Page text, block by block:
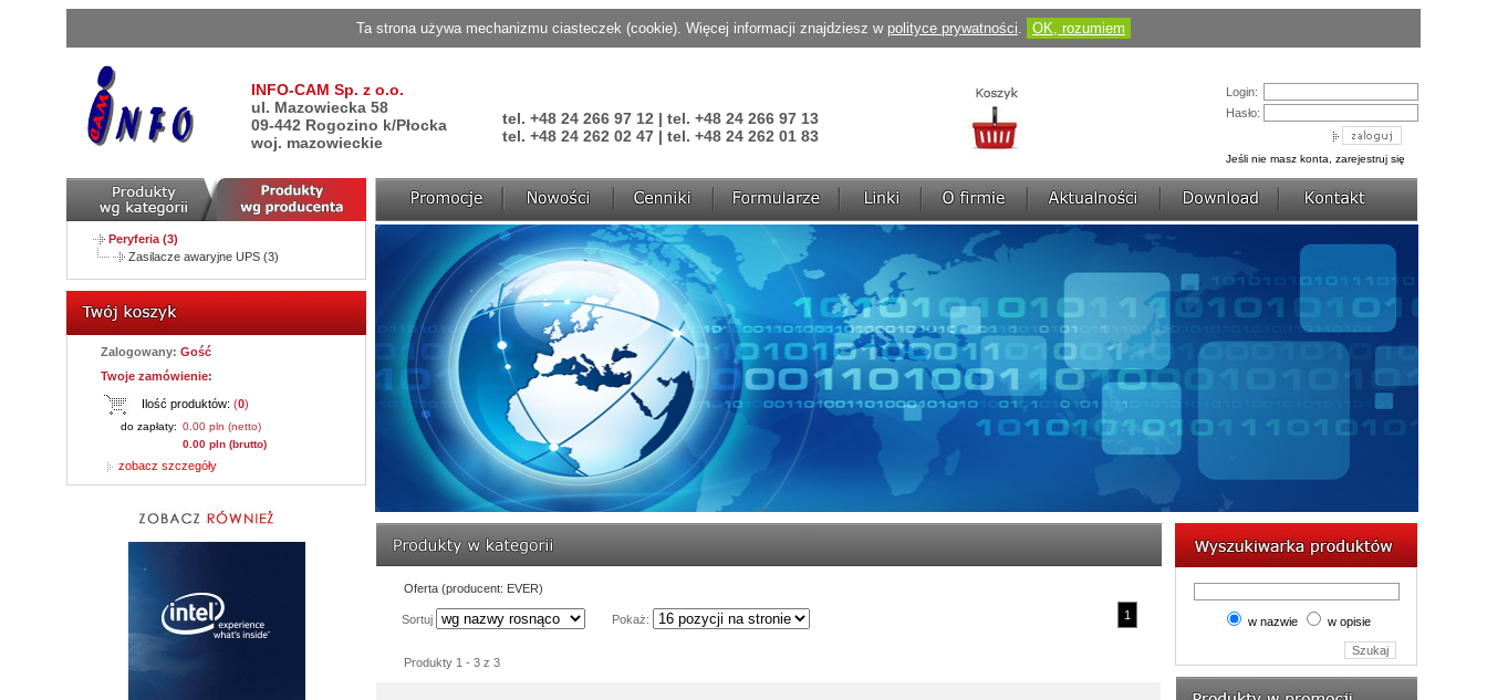
Ta strona używa mechanizmu ciasteczek (cookie). Więcej informacji znajdziesz w polityce prywatności. OK, rozumiem
INFO-CAM Sp. z o.o.
ul. Mazowiecka 58
09-442 Rogozino k/Płocka
woj. mazowieckie
tel. +48 24 266 97 12 | tel. +48 24 266 97 13
tel. +48 24 262 02 47 | tel. +48 24 262 01 83
Login:
Hasło:
Jeśli nie masz konta, zarejestruj się
Peryferia (3)
Zasilacze awaryjne UPS (3)
Zalogowany: Gość
Twoje zamówienie:
Ilość produktów: (0)
do zapłaty: 0.00 pln (netto)
0.00 pln (brutto)
zobacz szczegóły
Oferta (producent: EVER)
Sortuj Pokaż: 1
Produkty 1 - 3 z 3
w nazwie w opisie
zobacz szczegóły
AVerDiGi EB3004 MD
Cena: 430,50 pln
(1 217,70 pln)
zobacz szczegóły
Cena:736,77 pln (922,50 pln)
zobacz szczegóły
AVerDiGi EB5416DVD Pro